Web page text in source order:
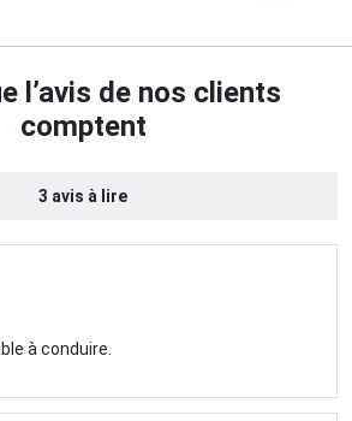
l’avis de nos clients
comptent
3 avis à lire
à conduire.